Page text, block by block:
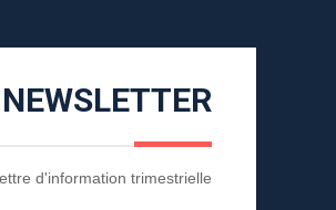
d'information trimestrielle